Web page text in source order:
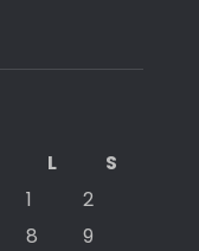
L
S
1
2
8
9